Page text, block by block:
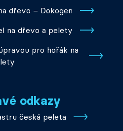
dřevo – Dokogen
na dřevo a pelety
pro hořák na
odkazy
česká peleta